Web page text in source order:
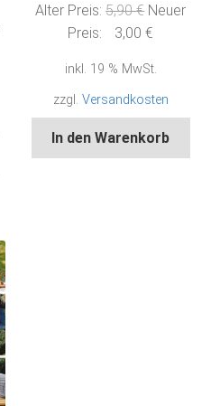
Alter Preis: 5,90€
Preis
5,90 €
Neuer
Preis:
3,00€
ist:
3,00 €.
inkl. 19 % MwSt.
zzgl. Versandkosten
In den Warenkorb